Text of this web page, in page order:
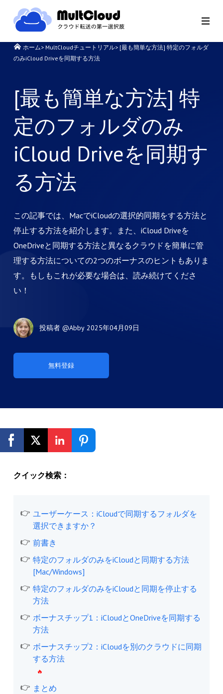
ホーム> MultCloudチュートリアル> [最も簡単な方法] 特定のフォルダ
のみiCloud Driveを同期する方法
[最も簡単な方法] 特
定のフォルダのみ
iCloud Driveを同期す
る方法
この記事では、MacでiCloudの選択的同期をする方法と
停止する方法を紹介します。また、iCloud Driveを
OneDriveと同期する方法と異なるクラウドを簡単に管
理する方法についての2つのボーナスのヒントもありま
す。もしもこれが必要な場合は、読み続けてくださ
い！
投稿者 @Abby 2025年04月09日
クイック検索：
ユーザーケース：iCloudで同期するフォルダを
選択できますか？
前書き
特定のフォルダのみをiCloudと同期する方法
[Mac/Windows]
特定のフォルダのみをiCloudと同期を停止する
方法
ボーナスチップ1：iCloudとOneDriveを同期する
方法
ボーナスチップ2：iCloudを別のクラウドに同期
する方法
まとめ